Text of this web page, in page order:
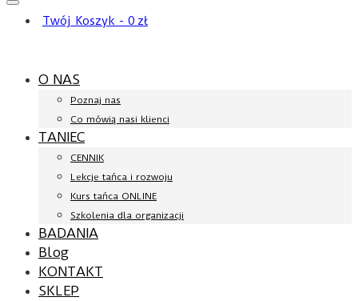
Twój Koszyk - 0 zł
O NAS
Poznaj nas
Co mówią nasi klienci
TANIEC
CENNIK
Lekcje tańca i rozwoju
Kurs tańca ONLINE
Szkolenia dla organizacji
BADANIA
Blog
KONTAKT
SKLEP